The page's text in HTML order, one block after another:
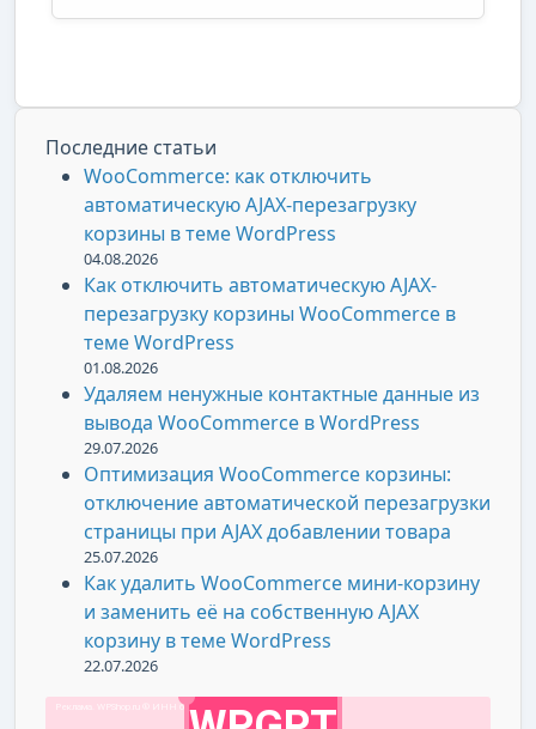
Последние статьи
WooCommerce: как отключить
автоматическую AJAX-перезагрузку
корзины в теме WordPress
04.08.2026
Как отключить автоматическую AJAX-
перезагрузку корзины WooCommerce в
теме WordPress
01.08.2026
Удаляем ненужные контактные данные из
вывода WooCommerce в WordPress
29.07.2026
Оптимизация WooCommerce корзины:
отключение автоматической перезагрузки
страницы при AJAX добавлении товара
25.07.2026
Как удалить WooCommerce мини-корзину
и заменить её на собственную AJAX
корзину в теме WordPress
22.07.2026